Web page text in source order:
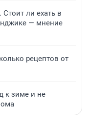
ли ехать в
— мнение
рецептов от
к зиме и не